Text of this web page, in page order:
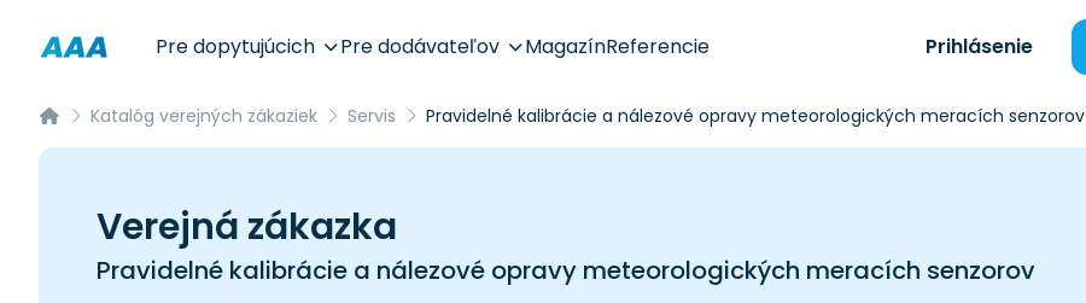
Pre dopytujúcich Pre dodávateľov MagazínReferencie Prihlásenie
Katalóg verejných zákaziek Servis Pravidelné kalibrácie a nálezové opravy meteorologických meracích senzorov
Verejná zákazka
Pravidelné kalibrácie a nálezové opravy meteorologických meracích senzorov